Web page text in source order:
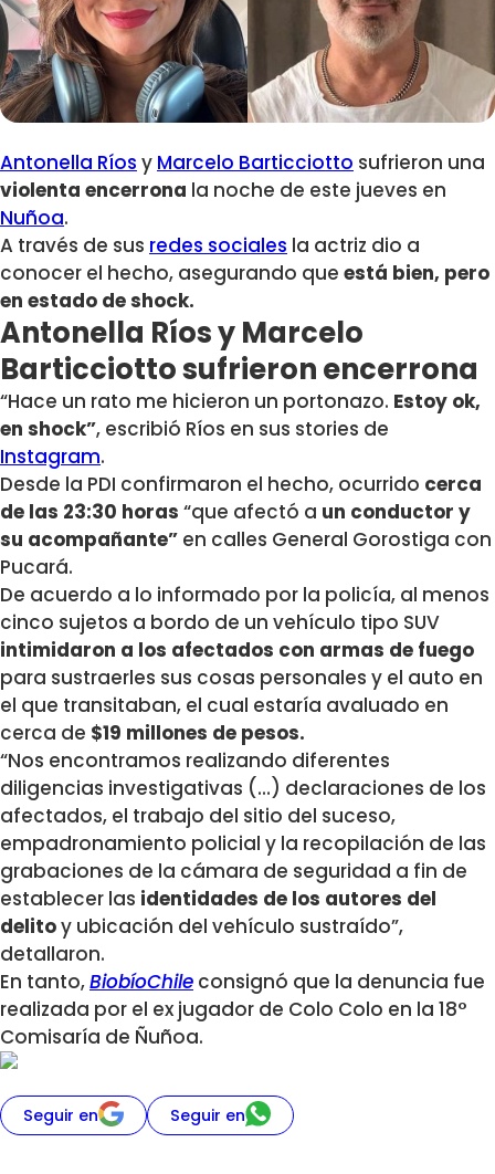
Antonella Ríos y Marcelo Barticciotto sufrieron una
violenta encerrona la noche de este jueves en
Nuñoa.
A través de sus redes sociales la actriz dio a
conocer el hecho, asegurando que está bien, pero
en estado de shock.
Antonella Ríos y Marcelo
Barticciotto sufrieron encerrona
“Hace un rato me hicieron un portonazo. Estoy ok,
en shock”, escribió Ríos en sus stories de
Instagram.
Desde la PDI confirmaron el hecho, ocurrido cerca
de las 23:30 horas “que afectó a un conductor y
su acompañante” en calles General Gorostiga con
Pucará.
De acuerdo a lo informado por la policía, al menos
cinco sujetos a bordo de un vehículo tipo SUV
intimidaron a los afectados con armas de fuego
para sustraerles sus cosas personales y el auto en
el que transitaban, el cual estaría avaluado en
cerca de $19 millones de pesos.
“Nos encontramos realizando diferentes
diligencias investigativas (…) declaraciones de los
afectados, el trabajo del sitio del suceso,
empadronamiento policial y la recopilación de las
grabaciones de la cámara de seguridad a fin de
establecer las identidades de los autores del
delitoy ubicación del vehículo sustraído”,
detallaron.
En tanto,BiobíoChile consignó que la denuncia fue
realizada por el ex jugador de Colo Colo en la 18°
Comisaría de Ñuñoa.
Seguir en Seguir en